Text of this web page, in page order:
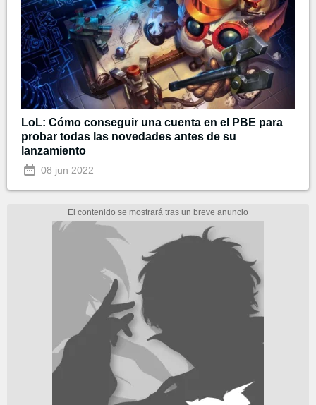
LoL: Cómo conseguir una cuenta en el PBE para
probar todas las novedades antes de su
lanzamiento
08 jun 2022